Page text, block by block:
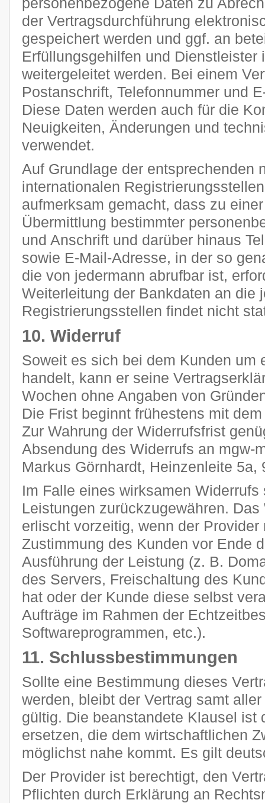
personenbezogene Daten zu
der Vertragsdurchführung
gespeichert werden und ggf. an
Erfüllungsgehilfen und Dienstleister
weitergeleitet werden. Bei einem
Postanschrift, Telefonnummer und
Diese Daten werden auch für die
Neuigkeiten, Änderungen und
verwendet.
Auf Grundlage der entsprechenden
internationalen
aufmerksam gemacht, dass zu
Übermittlung bestimmter
und Anschrift und darüber hinaus
sowie E-Mail-Adresse, in der so
die von jedermann abrufbar ist,
Weiterleitung der Bankdaten an die
Registrierungsstellen findet nicht
10. Widerruf
Soweit es sich bei dem Kunden um
handelt, kann er seine
Wochen ohne Angaben von
Die Frist beginnt frühestens mit
Zur Wahrung der Widerrufsfrist
Absendung des Widerrufs an mgw-
Markus Görnhardt, Heinzenleite 5a,
Im Falle eines wirksamen
Leistungen zurückzugewähren.
erlischt vorzeitig, wenn der
Zustimmung des Kunden vor Ende
Ausführung der Leistung (z. B.
des Servers, Freischaltung des
hat oder der Kunde diese selbst
Aufträge im Rahmen der
Softwareprogrammen, etc.).
11. Schlussbestimmungen
Sollte eine Bestimmung dieses
werden, bleibt der Vertrag samt
gültig. Die beanstandete Klausel ist
ersetzen, die dem wirtschaftlichen
möglichst nahe kommt. Es gilt
Der Provider ist berechtigt, den
Pflichten durch Erklärung an